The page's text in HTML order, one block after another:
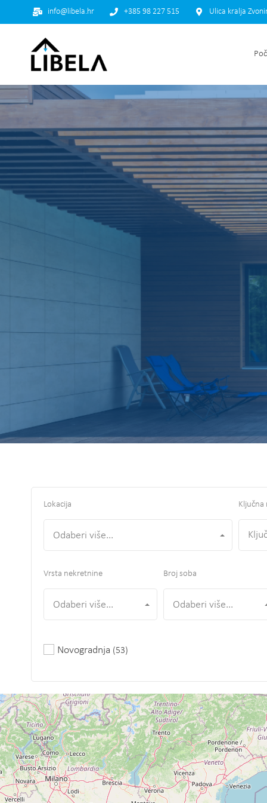
info@libela.hr +385 98 227 515 Ulica kralja
Lokacija
Odaberi više...
Ključna
Vrsta nekretnine
Odaberi više...
Broj soba
Odaberi više...
Novogradnja (53)